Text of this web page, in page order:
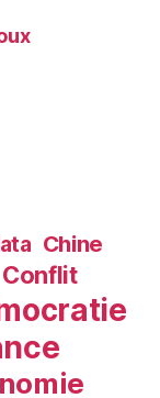
Chine
Conflit